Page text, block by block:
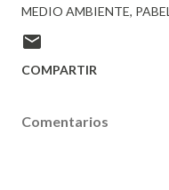
MEDIO AMBIENTE
COMPARTIR
Comentarios